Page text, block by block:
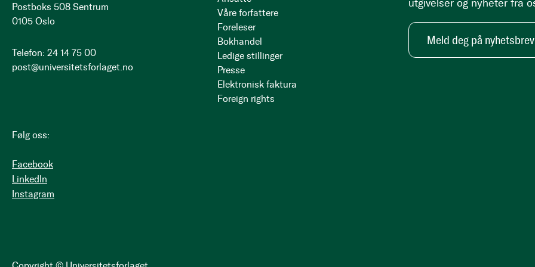
Postboks 508 Sentrum
0105 Oslo
Telefon: 24 14 75 00
post@universitetsforlaget.no
Følg oss:
Facebook
LinkedIn
Instagram
Våre forfattere
Foreleser
Bokhandel
Ledige stillinger
Presse
Elektronisk faktura
Foreign rights
utgivelser og nyheter fra
Meld deg på nyhetsbrev